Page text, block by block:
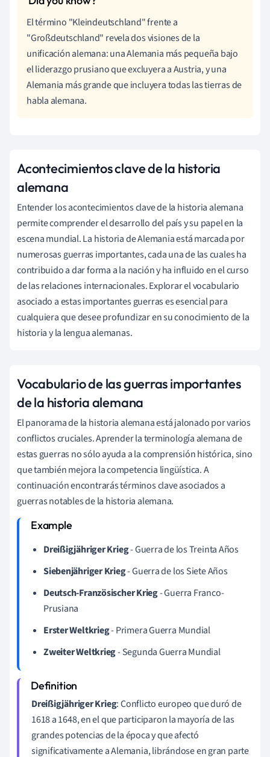
El término "Kleindeutschland" frente a
"Großdeutschland" revela dos visiones de la
unificación alemana: una Alemania más pequeña bajo
el liderazgo prusiano que excluyera a Austria, y una
Alemania más grande que incluyera todas las tierras de
habla alemana.
Acontecimientos clave de la historia
alemana
Entender los acontecimientos clave de la historia alemana
permite comprender el desarrollo del país y su papel en la
escena mundial. La historia de Alemania está marcada por
numerosas guerras importantes, cada una de las cuales ha
contribuido a dar forma a la nación y ha influido en el curso
de las relaciones internacionales. Explorar el vocabulario
asociado a estas importantes guerras es esencial para
cualquiera que desee profundizar en su conocimiento de la
historia y la lengua alemanas.
Vocabulario de las guerras importantes
de la historia alemana
El panorama de la historia alemana está jalonado por varios
conflictos cruciales. Aprender la terminología alemana de
estas guerras no sólo ayuda a la comprensión histórica, sino
que también mejora la competencia lingüística. A
continuación encontrarás términos clave asociados a
guerras notables de la historia alemana.
Dreißigjähriger Krieg- Guerra de los Treinta Años
Siebenjähriger Krieg- Guerra de los Siete Años
Deutsch-Französischer Krieg- Guerra Franco-
Prusiana
Erster Weltkrieg- Primera Guerra Mundial
Zweiter Weltkrieg- Segunda Guerra Mundial
Dreißigjähriger Krieg: Conflicto europeo que duró de
1618 a 1648, en el que participaron la mayoría de las
grandes potencias de la época y que afectó
significativamente a Alemania, librándose en gran parte